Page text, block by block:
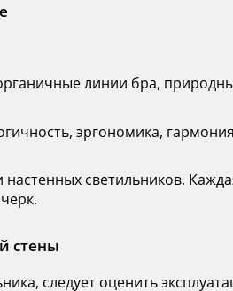
линии бра,
эргономика,
светильников.
стены
следует оценить